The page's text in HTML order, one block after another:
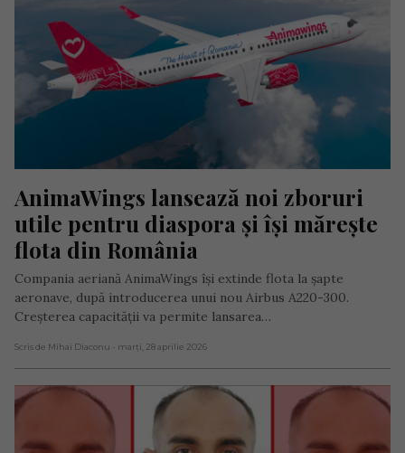
AnimaWings lansează noi zboruri
utile pentru diaspora și își mărește
flota din România
Compania aeriană AnimaWings își extinde flota la șapte
aeronave, după introducerea unui nou Airbus A220-300.
Creșterea capacității va permite lansarea…
Scris de Mihai Diaconu - marți, 28 aprilie 2026